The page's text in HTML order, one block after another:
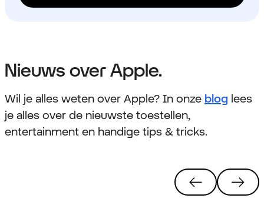
Nieuws over Apple.
Wil je alles weten over Apple? In onze blog lees
je alles over de nieuwste toestellen,
entertainment en handige tips & tricks.